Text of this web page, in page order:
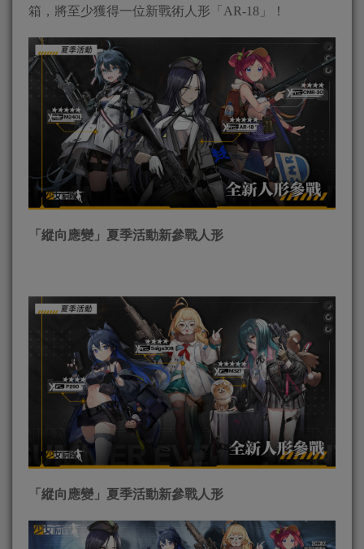
箱，將至少獲得一位新戰術人形「AR-18」！
「縱向應變」夏季活動新參戰人形
「縱向應變」夏季活動新參戰人形